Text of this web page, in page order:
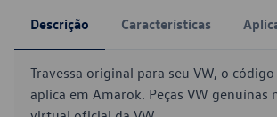
Descrição Características
Travessa original para seu VW, o
aplica em Amarok. Peças VW genuínas